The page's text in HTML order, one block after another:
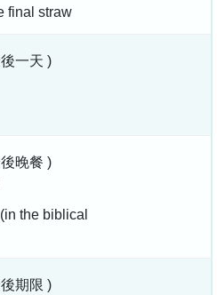
final straw
一天 )
晚餐 )
the biblical
期限 )